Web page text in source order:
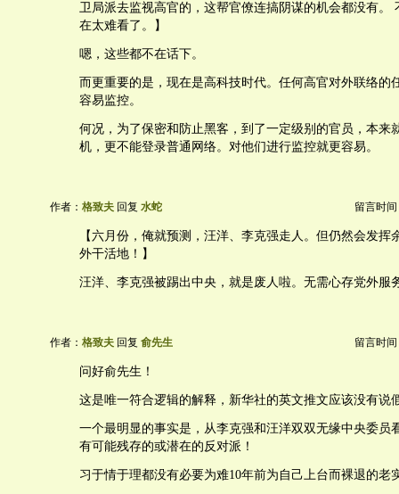
卫局派去监视高官的，这帮官僚连搞阴谋的机会都没有。
在太难看了。】
嗯，这些都不在话下。
而更重要的是，现在是高科技时代。任何高官对外联络的
容易监控。
何况，为了保密和防止黑客，到了一定级别的官员，本来
机，更不能登录普通网络。对他们进行监控就更容易。
作者： 格致夫 回复 水蛇 留言时间
【六月份，俺就预测，汪洋、李克强走人。但仍然会发挥
外干活地！】
汪洋、李克强被踢出中央，就是废人啦。无需心存党外服
作者： 格致夫 回复 俞先生 留言时间
问好俞先生！
这是唯一符合逻辑的解释，新华社的英文推文应该没有说
一个最明显的事实是，从李克强和汪洋双双无缘中央委员
有可能残存的或潜在的反对派！
习于情于理都没有必要为难10年前为自己上台而裸退的老